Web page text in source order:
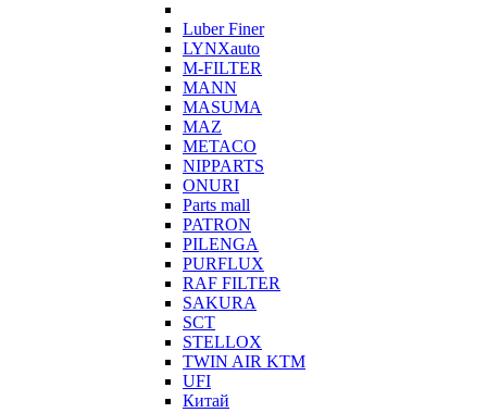
Luber Finer
LYNXauto
M-FILTER
MANN
MASUMA
MAZ
METACO
NIPPARTS
ONURI
Parts mall
PATRON
PILENGA
PURFLUX
RAF FILTER
SAKURA
SCT
STELLOX
TWIN AIR KTM
UFI
Китай